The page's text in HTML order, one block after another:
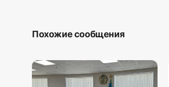
Похожие сообщения